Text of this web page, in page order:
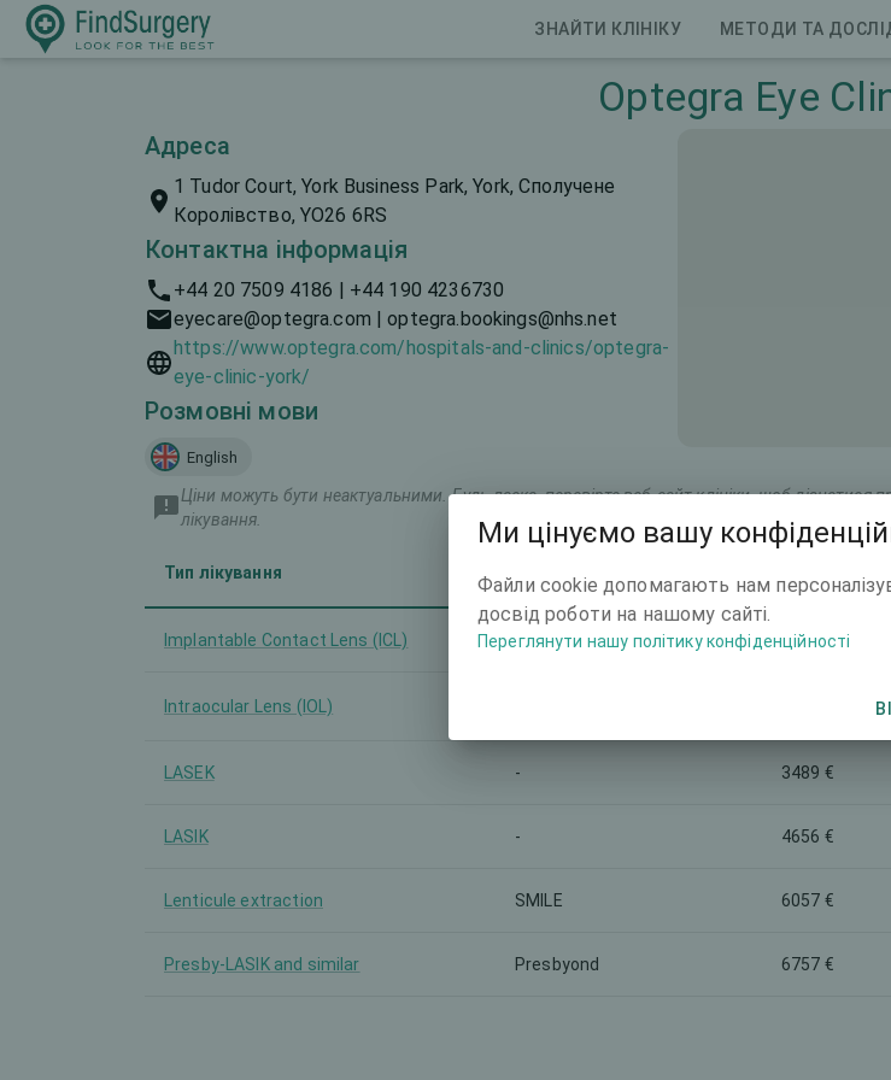
ЗНАЙТИ КЛІНІКУ МЕТОДИ ТА
Optegra Eye
Адреса
1 Tudor Court, York Business Park, York, Сполучене
Королівство, YO26 6RS
Контактна інформація
+44 20 7509 4186 | +44 190 4236730
eyecare@optegra.com | optegra.bookings@nhs.net
https://www.optegra.com/hospitals-and-clinics/optegra-
eye-clinic-york/
Розмовні мови
English
Ціни можуть бути неактуальними. Будь ласка, перевірте веб-сайт клініки, щоб дізнатися
лікування.
Тип лікування
Implantable Contact Lens (ICL) - 8391 €
Intraocular Lens (IOL)
LASEK - 3489 €
LASIK - 4656 €
Lenticule extraction SMILE 6057 €
Presby-LASIK and similar Presbyond 6757 €
Ми цінуємо вашу
Файли cookie допомагають нам
досвід роботи на нашому сайті.
Переглянути нашу політику конфіденційності